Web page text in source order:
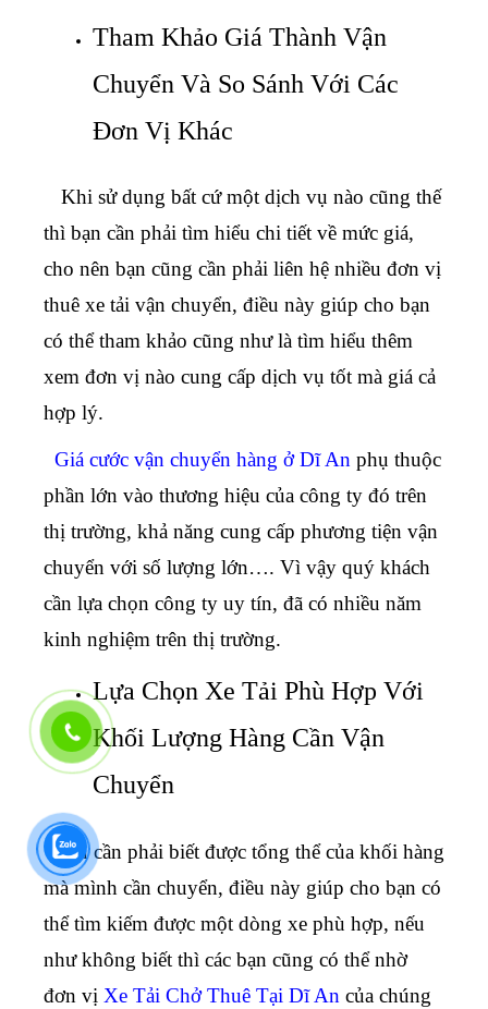
Tham Khảo Giá Thành Vận
Chuyển Và So Sánh Với Các
Đơn Vị Khác
Khi sử dụng bất cứ một dịch vụ nào cũng thế
thì bạn cần phải tìm hiểu chi tiết về mức giá,
cho nên bạn cũng cần phải liên hệ nhiều đơn vị
thuê xe tải vận chuyển, điều này giúp cho bạn
có thể tham khảo cũng như là tìm hiểu thêm
xem đơn vị nào cung cấp dịch vụ tốt mà giá cả
hợp lý.
Giá cước vận chuyển hàng ở Dĩ An phụ thuộc
phần lớn vào thương hiệu của công ty đó trên
thị trường, khả năng cung cấp phương tiện vận
chuyển với số lượng lớn…. Vì vậy quý khách
cần lựa chọn công ty uy tín, đã có nhiều năm
kinh nghiệm trên thị trường.
Lựa Chọn Xe Tải Phù Hợp Với
Khối Lượng Hàng Cần Vận
Chuyển
Bạn cần phải biết được tổng thể của khối hàng
mà mình cần chuyển, điều này giúp cho bạn có
thể tìm kiếm được một dòng xe phù hợp, nếu
như không biết thì các bạn cũng có thể nhờ
đơn vị Xe Tải Chở Thuê Tại Dĩ An của chúng